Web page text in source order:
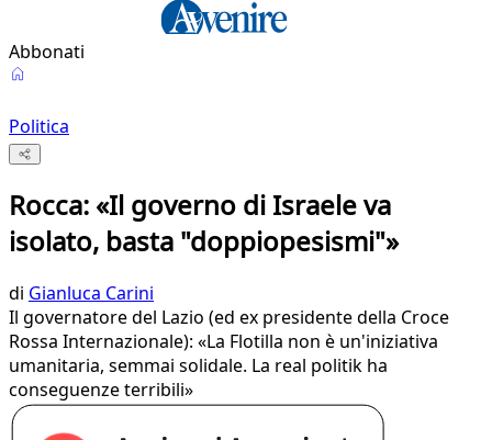
Abbonati
Politica
Rocca: «Il governo di Israele va
isolato, basta "doppiopesismi"»
di Gianluca Carini
Il governatore del Lazio (ed ex presidente della Croce
Rossa Internazionale): «La Flotilla non è un'iniziativa
umanitaria, semmai solidale. La real politik ha
conseguenze terribili»